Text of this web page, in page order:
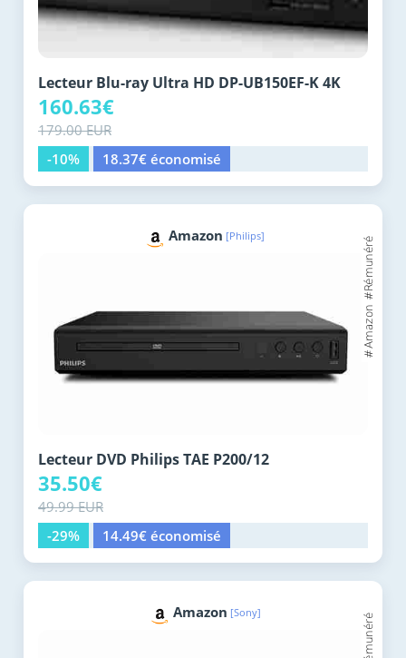
Lecteur Blu-ray Ultra HD DP-UB150EF-K 4K
160.63€
179.00 EUR
-10%
18.37€ économisé
Amazon [Philips]
Lecteur DVD Philips TAE P200/12
35.50€
49.99 EUR
-29%
14.49€ économisé
Amazon [Sony]